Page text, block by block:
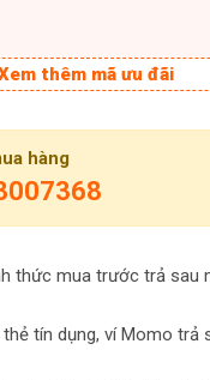
thêm mã ưu đãi
hàng
thức mua trước trả sau
tín dụng, ví Momo trả